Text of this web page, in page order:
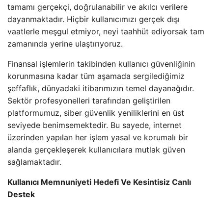
tamamı gerçekçi, doğrulanabilir ve akılcı verilere
dayanmaktadır. Hiçbir kullanıcımızı gerçek dışı
vaatlerle meşgul etmiyor, neyi taahhüt ediyorsak tam
zamanında yerine ulaştırıyoruz.
Finansal işlemlerin takibinden kullanıcı güvenliğinin
korunmasına kadar tüm aşamada sergilediğimiz
şeffaflık, dünyadaki itibarımızın temel dayanağıdır.
Sektör profesyonelleri tarafından geliştirilen
platformumuz, siber güvenlik yeniliklerini en üst
seviyede benimsemektedir. Bu sayede, internet
üzerinden yapılan her işlem yasal ve korumalı bir
alanda gerçekleşerek kullanıcılara mutlak güven
sağlamaktadır.
Kullanıcı Memnuniyeti Hedefi Ve Kesintisiz Canlı
Destek